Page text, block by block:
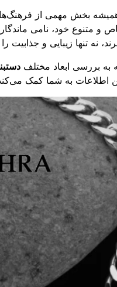
بخش مهمی از فرهنگ‌ها
و متنوع خود، نامی
نه تنها زیبایی و
به بررسی ابعاد مختلف
اطلاعات به شما کمک می‌کند